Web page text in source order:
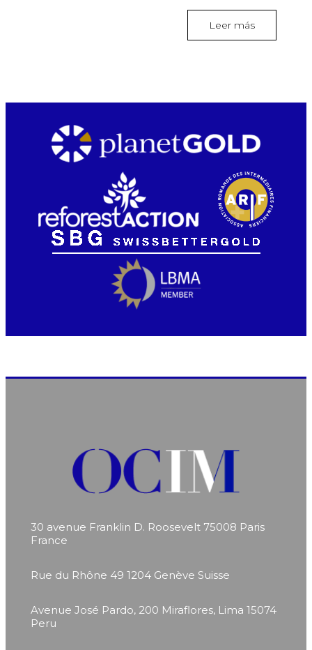
Leer más
30 avenue Franklin D. Roosevelt 75008 Paris
France
Rue du Rhône 49 1204 Genève Suisse
Avenue José Pardo, 200 Miraflores, Lima 15074
Peru